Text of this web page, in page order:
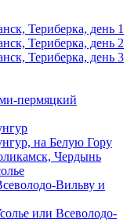
Териберка, день 1
Териберка, день 2
Териберка, день 3
пермяцкий
на Белую Гору
Чердынь
Вильву и
или Всеволодо-